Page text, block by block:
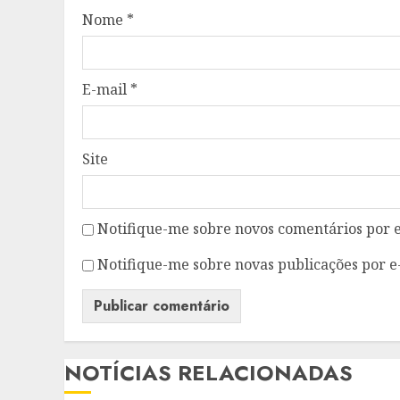
Nome *
E-mail *
Site
Notifique-me sobre novos comentários por
Notifique-me sobre novas publicações por
NOTÍCIAS RELACIONADAS